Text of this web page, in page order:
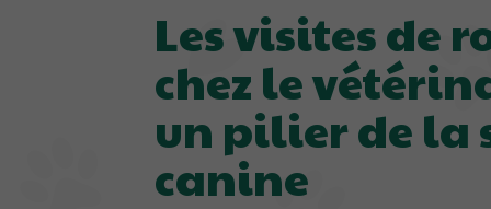
Les visites de
chez le
un pilier de la
canine